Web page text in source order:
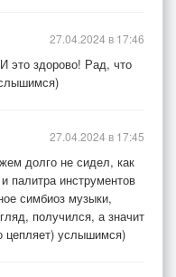
это здорово! Рад, что
27.04.2024 в 17:46
долго не сидел, как
палитра инструментов
симбиоз музыки,
получился, а значит
цепляет) услышимся)
27.04.2024 в 17:45